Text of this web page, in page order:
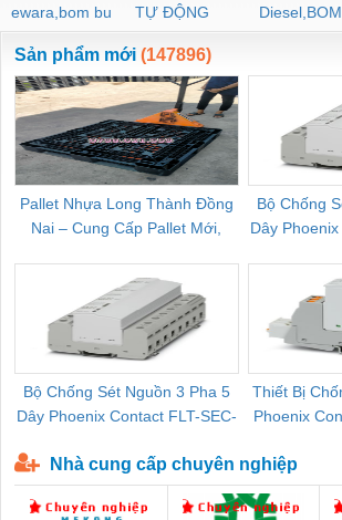
ewara,bom bu
ewara
TỰ ĐỘNG
Diesel,BOM
CHUA
Sản phẩm mới (147896)
Pallet Nhựa Long Thành Đồng
Nai – Cung Cấp Pallet Mới,
Bộ Chống
Dây
Bộ Chống Sét Nguồn 3 Pha 5
Dây Phoenix Contact FLT-SEC-
Thiết Bị
Phoenix
Nhà cung cấp chuyên nghiệp